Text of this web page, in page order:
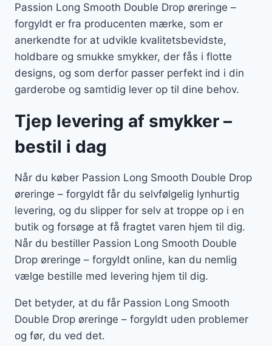
Passion Long Smooth Double Drop øreringe –
forgyldt er fra producenten mærke, som er
anerkendte for at udvikle kvalitetsbevidste,
holdbare og smukke smykker, der fås i flotte
designs, og som derfor passer perfekt ind i din
garderobe og samtidig lever op til dine behov.
Tjep levering af smykker –
bestil i dag
Når du køber Passion Long Smooth Double Drop
øreringe – forgyldt får du selvfølgelig lynhurtig
levering, og du slipper for selv at troppe op i en
butik og forsøge at få fragtet varen hjem til dig.
Når du bestiller Passion Long Smooth Double
Drop øreringe – forgyldt online, kan du nemlig
vælge bestille med levering hjem til dig.
Det betyder, at du får Passion Long Smooth
Double Drop øreringe – forgyldt uden problemer
og før, du ved det.